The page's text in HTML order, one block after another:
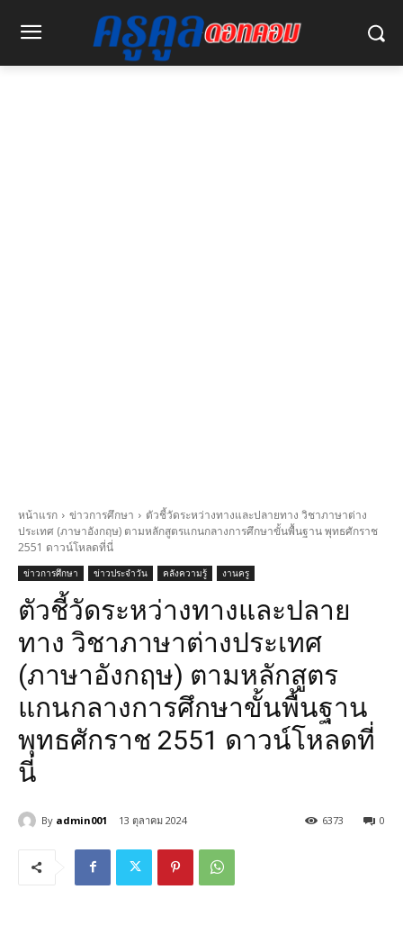
หน้าแรก ข่าวการศึกษา
ตัวชี้วัดระหว่างทางและปลายทาง วิชาภาษาต่าง
ประเทศ (ภาษาอังกฤษ) ตามหลักสูตรแกนกลางการศึกษาขั้นพื้นฐาน พุทธศักราช
2551 ดาวน์โหลดที่นี่
ข่าวการศึกษา ข่าวประจำวัน คลังความรู้ งานครู
ตัวชี้วัดระหว่างทางและปลาย
ทาง วิชาภาษาต่างประเทศ
(ภาษาอังกฤษ) ตามหลักสูตร
แกนกลางการศึกษาขั้นพื้นฐาน
พุทธศักราช 2551 ดาวน์โหลดที่
นี่
By admin001 13 ตุลาคม 2024 0
6373